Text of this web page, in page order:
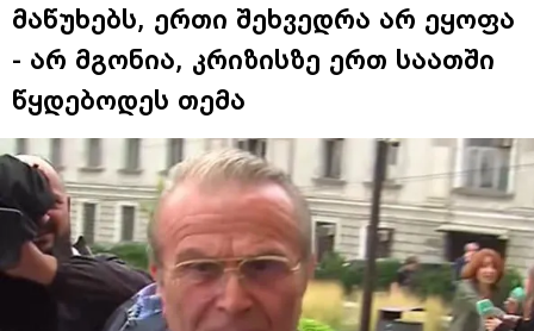
მაწუხებს, ერთი შეხვედრა არ ეყოფა
- არ მგონია, კრიზისზე ერთ საათში
წყდებოდეს თემა